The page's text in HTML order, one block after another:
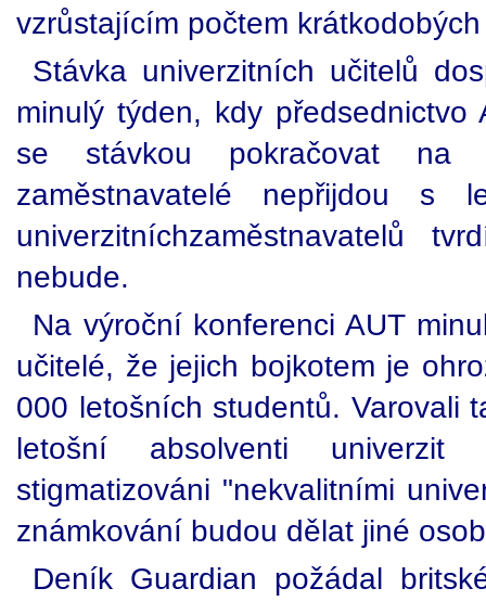
vzrůstajícím počtem
Stávka univerzitních učitelů
minulý týden, kdy
se stávkou pokračovat na
zaměstnavatelé nepřijdou s
univerzitníchzaměstnavatelů
nebude.
Na výroční konferenci AUT
učitelé, že jejich bojkotem je
000 letošních studentů. Varovali
letošní absolventi
stigmatizováni "nekvalitními
známkování budou dělat jiné
Deník Guardian požádal